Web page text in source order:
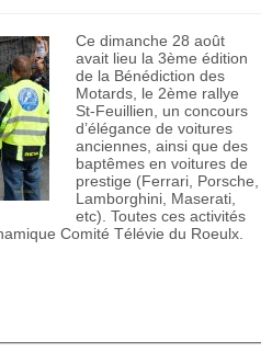
Ce dimanche 28 août
avait lieu la 3ème édition
de la Bénédiction des
Motards, le 2ème rallye
St-Feuillien, un concours
d’élégance de voitures
anciennes, ainsi que des
baptêmes en voitures de
prestige (Ferrari, Porsche,
Lamborghini, Maserati,
etc). Toutes ces activités
Comité Télévie du Roeulx.